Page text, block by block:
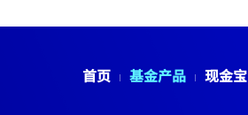
首页 基金产品 现金宝